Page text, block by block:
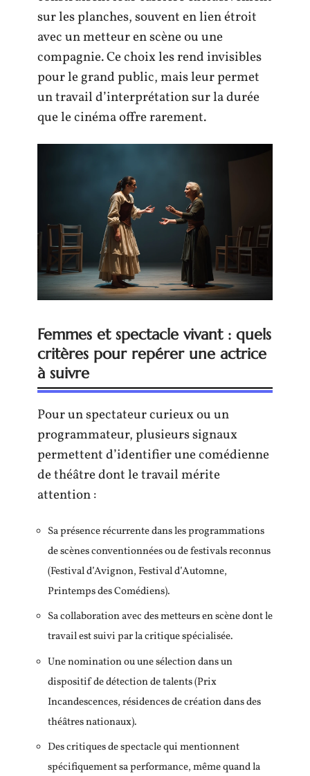
sur les planches, souvent en lien étroit
avec un metteur en scène ou une
compagnie. Ce choix les rend invisibles
pour le grand public, mais leur permet
un travail d’interprétation sur la durée
que le cinéma offre rarement.
Femmes et spectacle vivant : quels
critères pour repérer une actrice
à suivre
Pour un spectateur curieux ou un
programmateur, plusieurs signaux
permettent d’identifier une comédienne
de théâtre dont le travail mérite
attention :
Sa présence récurrente dans les programmations
de scènes conventionnées ou de festivals reconnus
(Festival d’Avignon, Festival d’Automne,
Printemps des Comédiens).
Sa collaboration avec des metteurs en scène dont le
travail est suivi par la critique spécialisée.
Une nomination ou une sélection dans un
dispositif de détection de talents (Prix
Incandescences, résidences de création dans des
théâtres nationaux).
Des critiques de spectacle qui mentionnent
spécifiquement sa performance, même quand la